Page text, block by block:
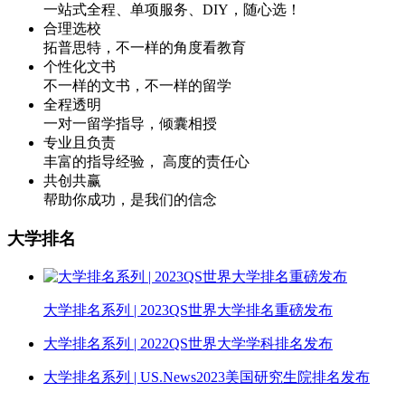
一站式全程、单项服务、DIY，随心选！
合理选校
拓普思特，不一样的角度看教育
个性化文书
不一样的文书，不一样的留学
全程透明
一对一留学指导，倾囊相授
专业且负责
丰富的指导经验， 高度的责任心
共创共赢
帮助你成功，是我们的信念
大学排名
大学排名系列 | 2023QS世界大学排名重磅发布
大学排名系列 | 2022QS世界大学学科排名发布
大学排名系列 | US.News2023美国研究生院排名发布